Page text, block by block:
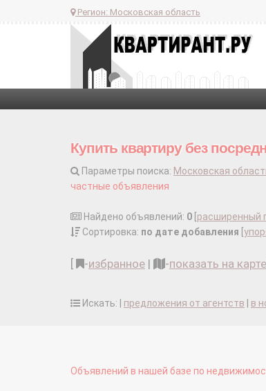
Регион: Московская область
Купить квартиру без
Параметры поиска: Московская
частные объявления
Найдено объявлений: 0 расширенный
Сортировка: по дате добавления
-избранное | -показать на карте
Искать: | предложения от агентств в
Объявлений в нашей базе по